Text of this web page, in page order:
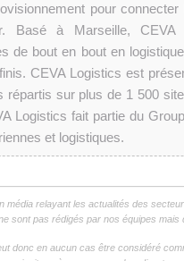
pour
Basé à Marseille,
de bout en bout en
CEVA Logistics est
répartis sur plus de 1 500
Logistics fait partie du
et logistiques.
média relayant les actualités des
sont pas rédigés par nos équipes
donc en aucun cas être considéré